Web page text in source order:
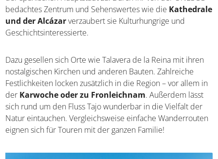
Durch ihr von der UNESCO bedachtes Zentrum und
Sehenswertes wie dieKathedrale und der Alcázar
verzaubert sie Kulturhungrige und
Dazu gesellen sich Orte wie Talavera de la Reina mit ihren
nostalgischen Kirchen und anderen Bauten. Zahlreiche
Festlichkeiten locken zusätzlich in die Region – vor allem
in derKarwoche oder zu Fronleichnam. Außerdem
lässt sich rund um den Fluss Tajo wunderbar in die
Vielfalt der Natur eintauchen. Vergleichsweise einfache
Familie!